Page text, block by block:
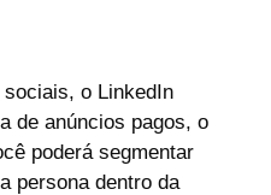
o LinkedIn
de anúncios pagos, o
poderá segmentar
persona dentro da